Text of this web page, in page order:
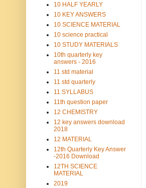
10 HALF YEARLY
10 KEY ANSWERS
10 SCIENCE MATERIAL
10 science practical
10 STUDY MATERIALS
10th quarterly key
answers - 2016
11 std material
11 std quarterly
11 SYLLABUS
11th question paper
12 CHEMISTRY
12 key answers download
2018
12 MATERIAL
12th Quarterly Key Answer
-2016 Download
12TH SCIENCE
MATERIAL
2019